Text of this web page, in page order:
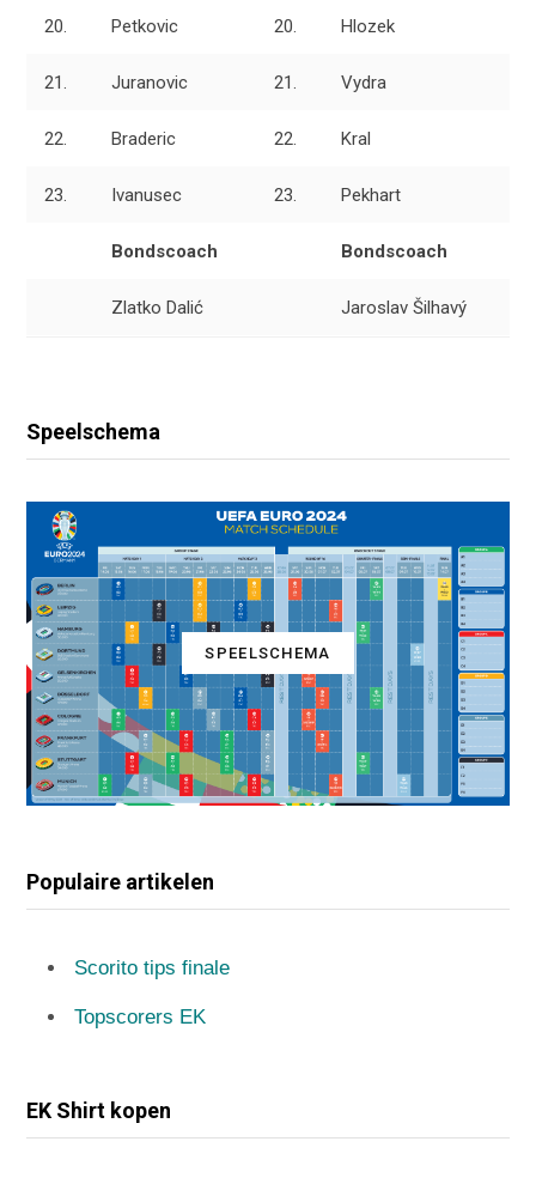
20. Petkovic 20. Hlozek
21. Juranovic 21. Vydra
22. Braderic 22. Kral
23. Ivanusec 23. Pekhart
Bondscoach Bondscoach
Zlatko Dalić Jaroslav Šilhavý
Speelschema
SPEELSCHEMA
Populaire artikelen
Scorito tips finale
Topscorers EK
EK Shirt kopen